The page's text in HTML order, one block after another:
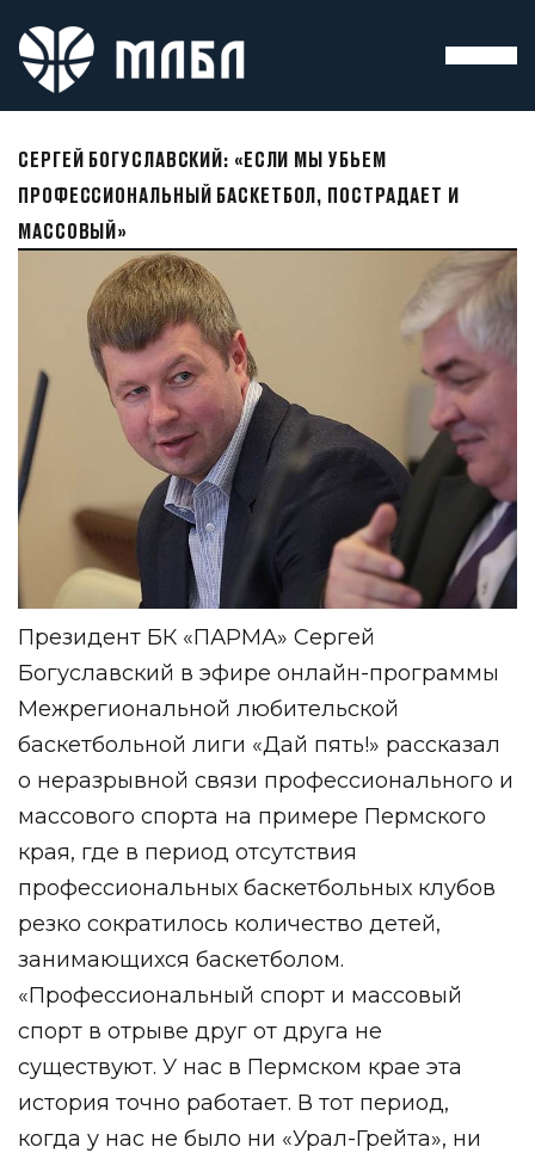
СЕРГЕЙ БОГУСЛАВСКИЙ: «ЕСЛИ МЫ УБЬЕМ
ПРОФЕССИОНАЛЬНЫЙ БАСКЕТБОЛ, ПОСТРАДАЕТ И
МАССОВЫЙ»
Президент БК «ПАРМА» Сергей
Богуславский в эфире онлайн-программы
Межрегиональной любительской
баскетбольной лиги «Дай пять!» рассказал
о неразрывной связи профессионального и
массового спорта на примере Пермского
края, где в период отсутствия
профессиональных баскетбольных клубов
резко сократилось количество детей,
занимающихся баскетболом.
«Профессиональный спорт и массовый
спорт в отрыве друг от друга не
существуют. У нас в Пермском крае эта
история точно работает. В тот период,
когда у нас не было ни «Урал-Грейта», ни